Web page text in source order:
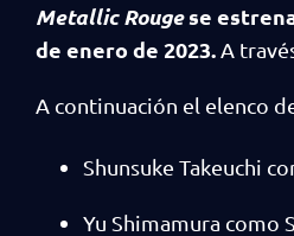
Metallic Rougese
de enero de 2023. A
A continuación el elenco
Shunsuke Takeuchi
Yu Shimamura como